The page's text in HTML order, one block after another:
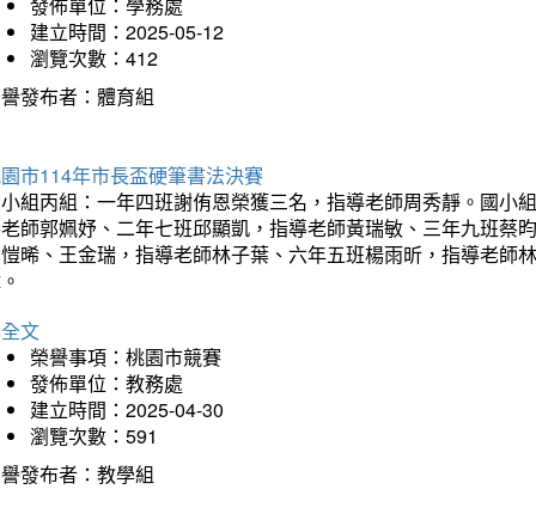
建立時間：2025-05-12
瀏覽次數：412
發布者：體育組
市114年市長盃硬筆書法決賽
組丙組：一年四班謝侑恩榮獲三名，指導老師周秀靜。國小
師郭姵妤、二年七班邱顯凱，指導老師黃瑞敏、三年九班蔡
晞、王金瑞，指導老師林子葉、六年五班楊雨昕，指導老師
文
榮譽事項：桃園市競賽
發佈單位：教務處
建立時間：2025-04-30
瀏覽次數：591
發布者：教學組